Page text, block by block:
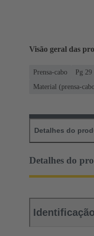
Visão geral das
Prensa-cabo Pg 29
Material (prensa-
Detalhes do
Detalhes do